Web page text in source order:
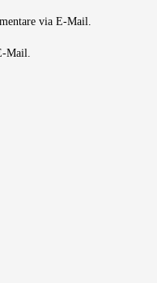
via E-Mail.
Mail.